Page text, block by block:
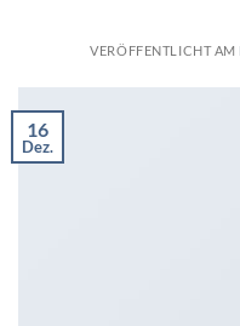
VERÖFFENTLICHT AM
16
Dez.